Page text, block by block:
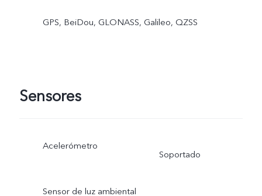
GPS, BeiDou, GLONASS, Galileo, QZSS
Sensores
Acelerómetro
Soportado
Sensor de luz ambiental